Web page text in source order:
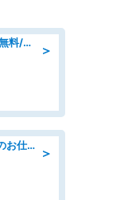
＞
検品・検査/高収入/日払いOK/寮費無料/日勤/20・30・40代活躍中
＞
営業/総合設備会社での営業・事務のお仕事/即日勤務可/車通勤可/営業/営業事務